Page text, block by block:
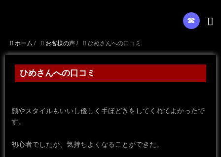
☎︎
ホーム / お客様の声 / ひめさんへの口コミ
ひめさんへの口コミ
顔やスタイルもいいし優しく手ほどきをしてくれてよかったで
す。
初心者でしたが、気持ちよくなることができた。